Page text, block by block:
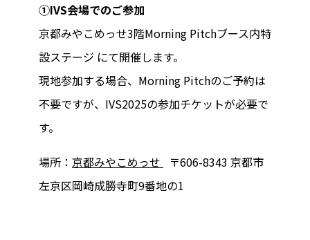
①IVS会場でのご参加
京都みやこめっせ3階Morning Pitchブース内特
設ステージ にて開催します。
現地参加する場合、Morning Pitchのご予約は
不要ですが、IVS2025の参加チケットが必要で
す。
場所： 京都みやこめっせ
〒606-8343 京都市
左京区岡崎成勝寺町9番地の1